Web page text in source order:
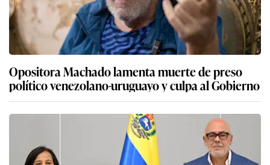
Opositora Machado lamenta muerte de preso
político venezolano-uruguayo y culpa al Gobierno